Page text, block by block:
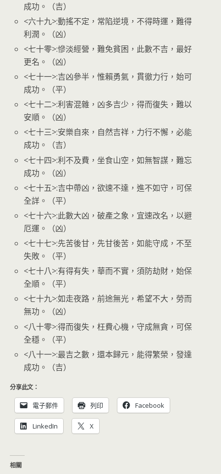
成功。（吉）
<六十九>:動搖不定，常陷逆境，不得時運，難得
利潤。（凶）
<七十零>:慘淡經營，難免貧困，此數不吉，最好
更名。（凶）
<七十一>:吉凶參半，惟賴勇氣，貫徹力行，始可
成功。（平）
<七十二>:利害混雜，凶多吉少，得而復失，難以
安順。（凶）
<七十三>:安樂自來，自然吉祥，力行不懈，必能
成功。（吉）
<七十四>:利不及費，坐食山空，如無智謀，難忘
成功。（凶）
<七十五>:吉中帶凶，欲速不達，進不如守，可保
全詳。（平）
<七十六>:此數大凶，破產之象，宜速改名，以避
厄運。（凶）
<七十七>:先苦後甘，先甘後苦，如能守成，不至
失敗。（平）
<七十八>:有得有失，華而不實，須防劫財，始保
全順。（平）
<七十九>:如走夜路，前途無光，希望不大，勞而
無功。（凶）
<八十零>:得而復失，枉費心機，守成無貪，可保
全穩。（平）
<八十一>:最吉之數，還本歸元，能得繁榮，發達
成功。（吉）
分享此文：
電子郵件 列印 Facebook
LinkedIn X
相關